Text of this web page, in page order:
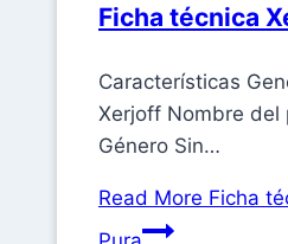
Ficha técnica
Características
Xerjoff Nombre del
Género Sin…
Read More Ficha